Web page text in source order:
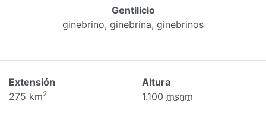
Gentilicio
ginebrino, ginebrina, ginebrinos
Extensión
275 km2
Altura
1.100 msnm